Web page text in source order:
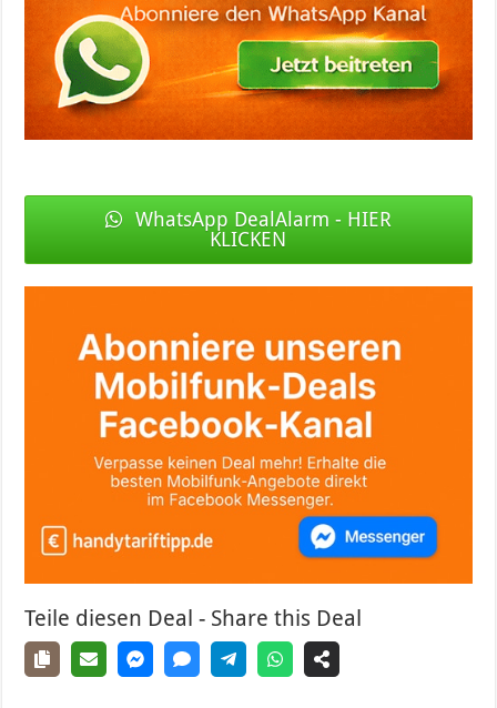
WhatsApp DealAlarm - HIER
KLICKEN
Teile diesen Deal - Share this Deal